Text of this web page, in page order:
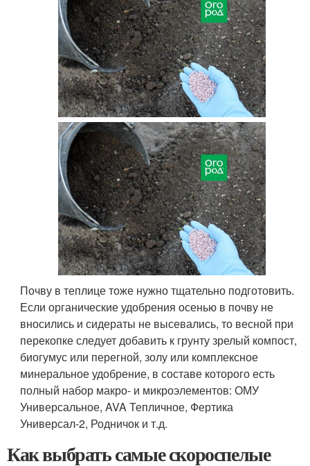
Почву в теплице тоже нужно тщательно подготовить.
Если органические удобрения осенью в почву не
вносились и сидераты не высевались, то весной при
перекопке следует добавить к грунту зрелый компост,
биогумус или перегной, золу или комплексное
минеральное удобрение, в составе которого есть
полный набор макро- и микроэлементов: ОМУ
Универсальное, AVA Тепличное, Фертика
Универсал-2, Родничок и т.д.
Как выбрать самые скороспелые